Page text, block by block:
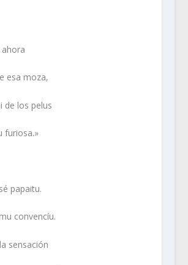
ahora
esa moza,
de los pelus
furiosa.»
papaitu.
convencíu.
sensación